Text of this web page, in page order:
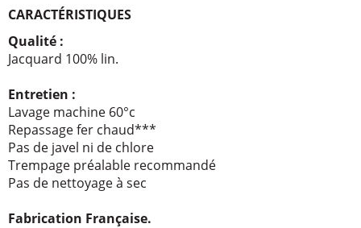
CARACTÉRISTIQUES
Qualité :
Jacquard 100% lin.
Entre­tien :
Lavage machine 60°c
Repas­sage fer chaud***
Pas de javel ni de chlore
Trem­page préa­lable recom­mandé
Pas de nettoyage à sec
Fabri­ca­tion Française.